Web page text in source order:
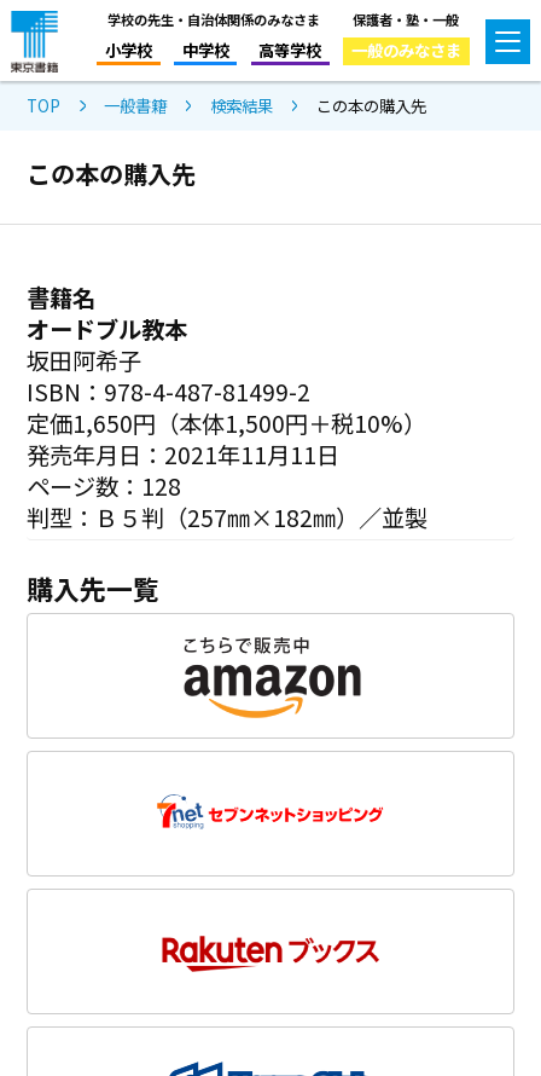
学校の先生・自治体関係のみなさま
小学校 中学校 高等学校
保護者・塾・一般
一般のみなさま
TOP 一般書籍 検索結果 この本の購入先
この本の購入先
書籍名
オードブル教本
坂田阿希子
ISBN：978-4-487-81499-2
定価1,650円（本体1,500円＋税10%）
発売年月日：2021年11月11日
ページ数：128
判型：Ｂ５判（257㎜×182㎜）／並製
購入先一覧